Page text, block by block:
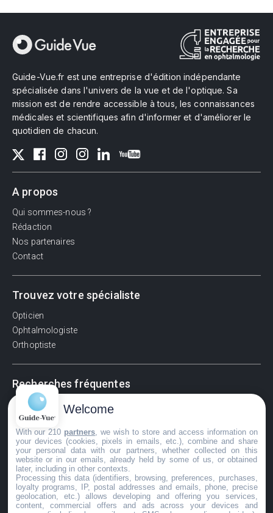
Guide-Vue.fr est une entreprise d'édition indépendante
spécialisée dans l'univers de la vue et de l'optique. Sa
mission est de rendre accessible à tous, les connaissances
médicales et scientifiques afin d'informer et d'améliorer le
quotidien de chacun.
A propos
Qui sommes-nous ?
Rédaction
Nos partenaires
Contact
Trouvez votre spécialiste
Opticien
Ophtalmologiste
Orthoptiste
Recherches fréquentes
Pathologies adultes
Signes d'une urgence ophtalmologique
La vision
Acuité visuelle
Myosis / mydriase
Œdème oculaire
Welcome
With our 210 partners , we wish to store and access information on
your devices (cookies, pixels in emails, etc.), combine and share
your personal data with our partners, whether collected on this
website or in our emails, already held by some of us, or obtained
later, including in other contexts.
Processing this data (identifiers, browsing, preferences, purchases,
loyalty programs, IP, postal addresses and emails, phone, precise
geolocation, etc.) allows developing and offering you services,
content, commercial offers and ads across your devices and